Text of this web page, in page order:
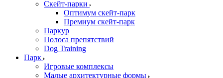
Скейт-парки
Оптимум скейт-парк
Премиум скейт-парк
Паркур
Полоса препятствий
Dog Training
Парк
Игровые комплексы
Малые архитектурные формы